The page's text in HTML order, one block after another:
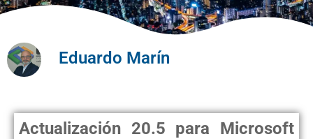
Eduardo Marín
Actualización 20.5 para Microsoft